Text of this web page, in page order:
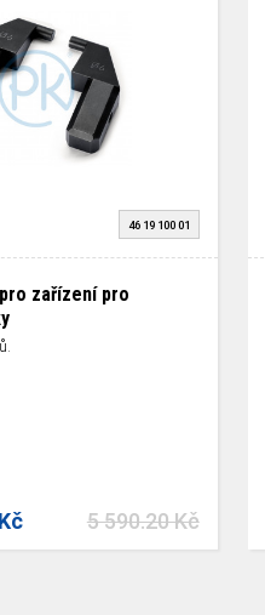
46 19 100 01
zařízení pro
5 590.20 Kč